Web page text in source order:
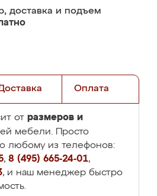
доставка и подъем
Оплата
от размеров и
мебели. Просто
любому из телефонов:
, 8 (495) 665-24-01,
, и наш менеджер быстро